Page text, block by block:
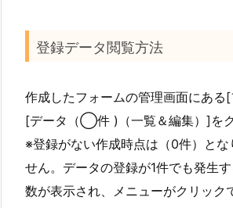
登録データ閲覧方法
作成したフォームの管理画面にある
[データ（◯件 )（一覧＆編集）]をク
※登録がない作成時点は（0件）とな
せん。データの登録が1件でも発生
数が表示され、メニューがクリック